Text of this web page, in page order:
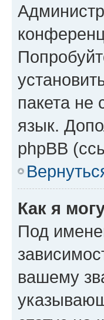
пакета не
язык.
phpBB
Как я
Под
вашему